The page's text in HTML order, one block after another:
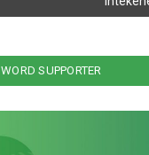
WORD SUPPORTER